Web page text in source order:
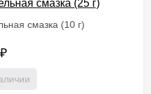
смазка (25 г)
смазка (10 г)
₽